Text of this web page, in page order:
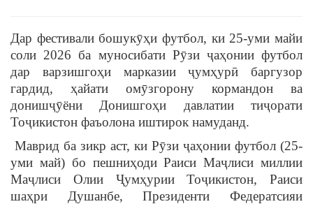
Дар фестивали бошукӯҳи футбол, ки 25-уми майи
соли 2026 ба муносибати Рӯзи ҷаҳонии футбол
дар варзишгоҳи марказии ҷумҳурӣ баргузор
гардид, ҳайати омӯзгорону кормандон ва
донишҷӯёни Донишгоҳи давлатии тиҷорати
Тоҷикистон фаъолона иштирок намуданд.
Маврид ба зикр аст, ки Рӯзи ҷаҳонии футбол (25-
уми май) бо пешниҳоди Раиси Маҷлиси миллии
Маҷлиси Олии Ҷумҳурии Тоҷикистон, Раиси
шаҳри Душанбе, Президенти Федератсияи